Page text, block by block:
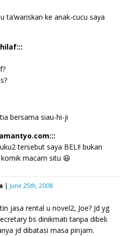
ta’wariskan ke anak-cucu saya
bersama siau-hi-ji
tersebut saya BELI! bukan
macam situ 😆
| June 25th, 2008
jasa rental u novel2, Joe? Jd yg
bs dinikmati tanpa dibeli.
jd dibatasi masa pinjam.